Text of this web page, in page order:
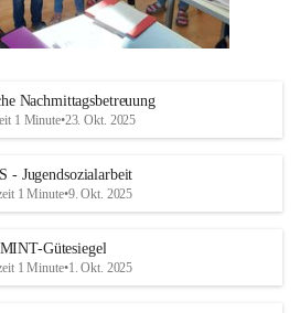
Nachmittagsbetreuung
1 Minute•23. Okt. 2025
- Jugendsozialarbeit
1 Minute•9. Okt. 2025
MINT-Gütesiegel
1 Minute•1. Okt. 2025